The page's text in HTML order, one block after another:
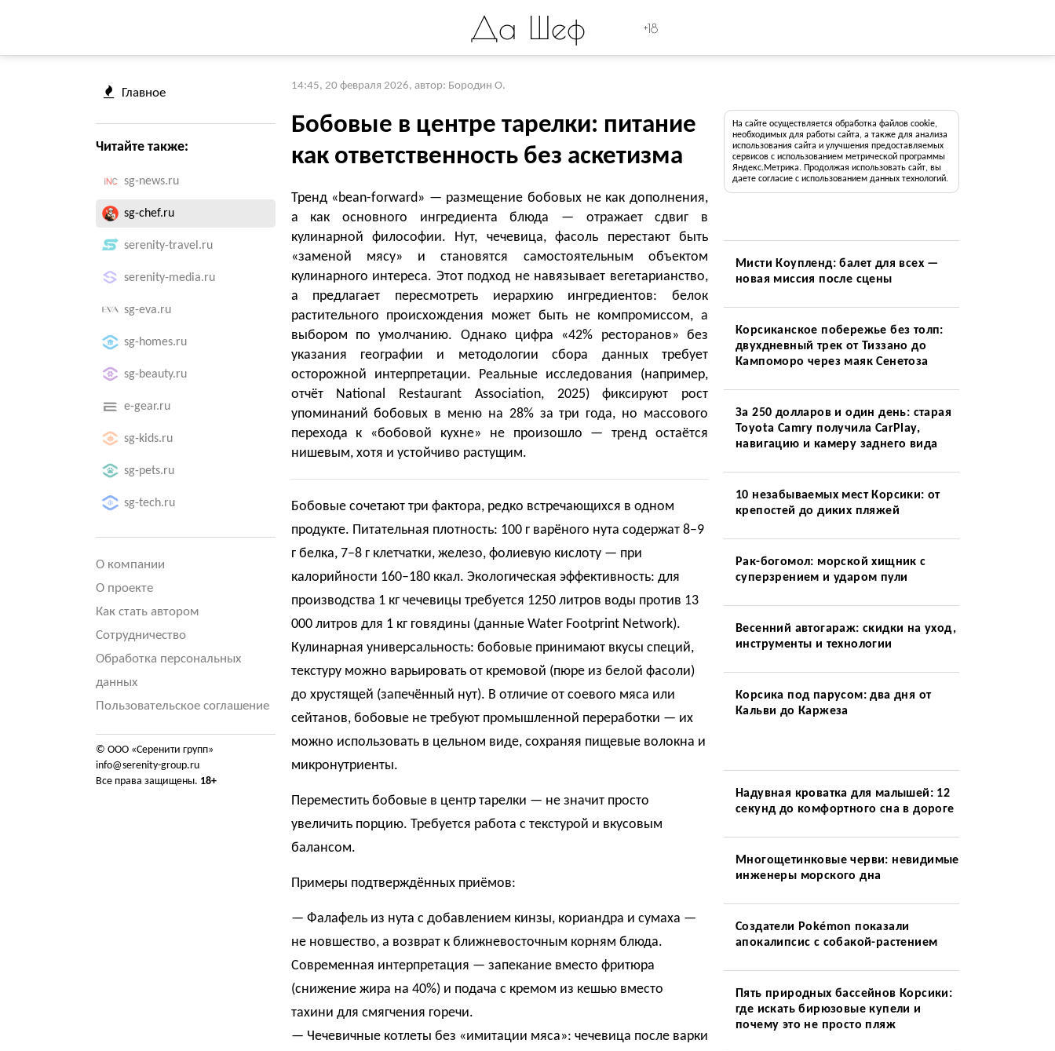
Да Шеф +18
Главное
Читайте также:
sg-news.ru
sg-chef.ru
serenity-travel.ru
serenity-media.ru
sg-eva.ru
sg-homes.ru
sg-beauty.ru
e-gear.ru
sg-kids.ru
sg-pets.ru
sg-tech.ru
О компании
О проекте
Как стать автором
Сотрудничество
Обработка персональных
данных
Пользовательское соглашение
© ООО «Серенити групп»
info@serenity-group.ru
Все права защищены. 18+
14:45, 20 февраля 2026, автор: Бородин О.
Бобовые в центре тарелки: питание
как ответственность без аскетизма
Тренд «bean-forward» — размещение бобовых не как дополнения,
а как основного ингредиента блюда — отражает сдвиг в
кулинарной философии. Нут, чечевица, фасоль перестают быть
«заменой мясу» и становятся самостоятельным объектом
кулинарного интереса. Этот подход не навязывает вегетарианство,
а предлагает пересмотреть иерархию ингредиентов: белок
растительного происхождения может быть не компромиссом, а
выбором по умолчанию. Однако цифра «42% ресторанов» без
указания географии и методологии сбора данных требует
осторожной интерпретации. Реальные исследования (например,
отчёт National Restaurant Association, 2025) фиксируют рост
упоминаний бобовых в меню на 28% за три года, но массового
перехода к «бобовой кухне» не произошло — тренд остаётся
нишевым, хотя и устойчиво растущим.
Бобовые сочетают три фактора, редко встречающихся в одном
продукте. Питательная плотность: 100 г варёного нута содержат 8–9
г белка, 7–8 г клетчатки, железо, фолиевую кислоту — при
калорийности 160–180 ккал. Экологическая эффективность: для
производства 1 кг чечевицы требуется 1250 литров воды против 13
000 литров для 1 кг говядины (данные Water Footprint Network).
Кулинарная универсальность: бобовые принимают вкусы специй,
текстуру можно варьировать от кремовой (пюре из белой фасоли)
до хрустящей (запечённый нут). В отличие от соевого мяса или
сейтанов, бобовые не требуют промышленной переработки — их
можно использовать в цельном виде, сохраняя пищевые волокна и
микронутриенты.
Переместить бобовые в центр тарелки — не значит просто
увеличить порцию. Требуется работа с текстурой и вкусовым
балансом.
Примеры подтверждённых приёмов:
— Фалафель из нута с добавлением кинзы, кориандра и сумаха —
не новшество, а возврат к ближневосточным корням блюда.
Современная интерпретация — запекание вместо фритюра
(снижение жира на 40%) и подача с кремом из кешью вместо
тахини для смягчения горечи.
— Чечевичные котлеты без «имитации мяса»: чечевица после варки
На сайте осуществляется обработка файлов cookie,
необходимых для работы сайта, а также для анализа
использования сайта и улучшения предоставляемых
сервисов с использованием метрической программы
Яндекс.Метрика. Продолжая использовать сайт, вы
даете согласие с использованием данных технологий.
Мисти Коупленд: балет для всех —
новая миссия после сцены
Корсиканское побережье без толп:
двухдневный трек от Тиззано до
Кампоморо через маяк Сенетоза
За 250 долларов и один день: старая
Toyota Camry получила CarPlay,
навигацию и камеру заднего вида
10 незабываемых мест Корсики: от
крепостей до диких пляжей
Рак-богомол: морской хищник с
суперзрением и ударом пули
Весенний автогараж: скидки на уход,
инструменты и технологии
Корсика под парусом: два дня от
Кальви до Каржеза
Надувная кроватка для малышей: 12
секунд до комфортного сна в дороге
Многощетинковые черви: невидимые
инженеры морского дна
Создатели Pokémon показали
апокалипсис с собакой-растением
Пять природных бассейнов Корсики:
где искать бирюзовые купели и
почему это не просто пляж